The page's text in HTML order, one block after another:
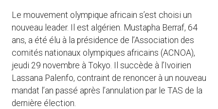
Le mouvement olympique africain s’est choisi un
nouveau leader. Il est algérien. Mustapha Berraf, 64
ans, a été élu à la présidence de l’Association des
comités nationaux olympiques africains (ACNOA),
jeudi 29 novembre à Tokyo. Il succède à l’Ivoirien
Lassana Palenfo, contraint de renoncer à un nouveau
mandat l’an passé après l’annulation par le TAS de la
dernière élection.